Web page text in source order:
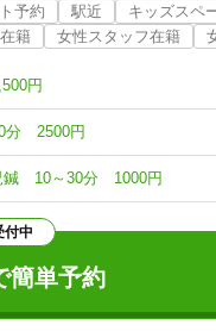
が丁寧なヒアリングと施術
供します。
予約 駅近 キッズスペ
籍 女性スタッフ在籍
円
分 2500円
鍼 10～30分 1000円
付中
簡単予約